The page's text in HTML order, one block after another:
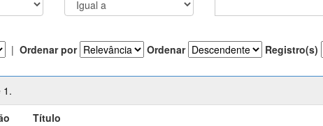
| Ordenar por Ordenar Registro(s)
1.
Título